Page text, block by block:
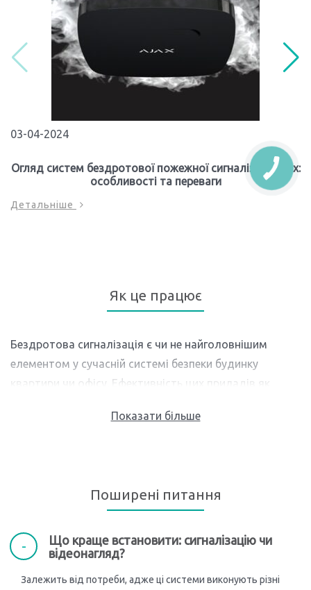
03-04-2024
Огляд систем бездротової пожежної сигналізації Ajax:
особливості та переваги
Детальніше
Як це працює
Бездротова сигналізація є чи не найголовнішим
елементом у сучасній системі безпеки будинку
квартири чи офісу. Ефективність цих приладів як
доведена на практиці, а легкість встановлення,
звичайнісінького побутового приладу. На жаль, хай
все ще залишаються серйозною проблемою для
суспільства, тож краще завчасно подбати про
безпеку свого майна.
Поширені питання
Що краще встановити: сигналізацію чи
відеонагляд?
Залежить від потреби, адже ці системи виконують різні